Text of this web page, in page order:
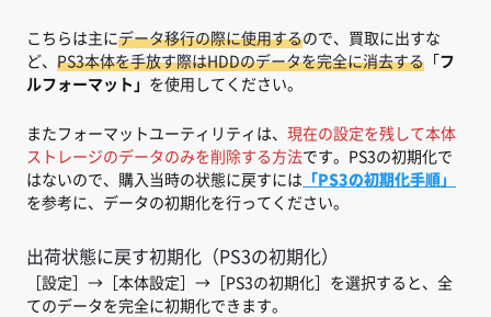
こちらは主にデータ移行の際に使用するので、買取に出すな
ど、 PS3本体を手放す際はHDDのデータを完全に消去する 「フ
ルフォーマット」 を使用してください。
またフォーマットユーティリティは、 現在の設定を残して本体
ストレージのデータのみを削除する方法です。PS3の初期化で
はないので、購入当時の状態に戻すには 「PS3の初期化手順」
を参考に、データの初期化を行ってください。
出荷状態に戻す初期化（PS3の初期化）
［設定］→［本体設定］→［PS3の初期化］を選択すると、全
てのデータを完全に初期化できます。